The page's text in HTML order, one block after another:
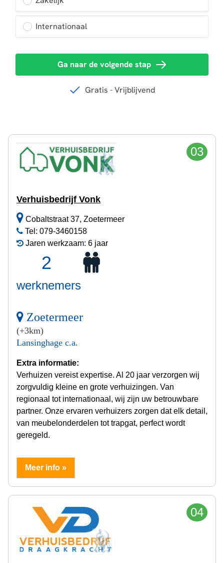
03
Verhuisbedrijf Vonk
Cobaltstraat 37, Zoetermeer
Tel: 079-3460158
Jaren werkzaam: 6 jaar
2
werknemers
Zoetermeer
(+3km)
Lansinghage c.a.
Extra informatie:
Verhuizen vereist expertise. Al 20 jaar verzorgen wij
zorgvuldig kleine en grote verhuizingen. Van
regionaal tot internationaal, wij zijn uw betrouwbare
partner. Onze ervaren verhuizers zorgen dat elk detail,
van meubelonderdelen tot trapgat, perfect wordt
geregeld.
Meer info »
04